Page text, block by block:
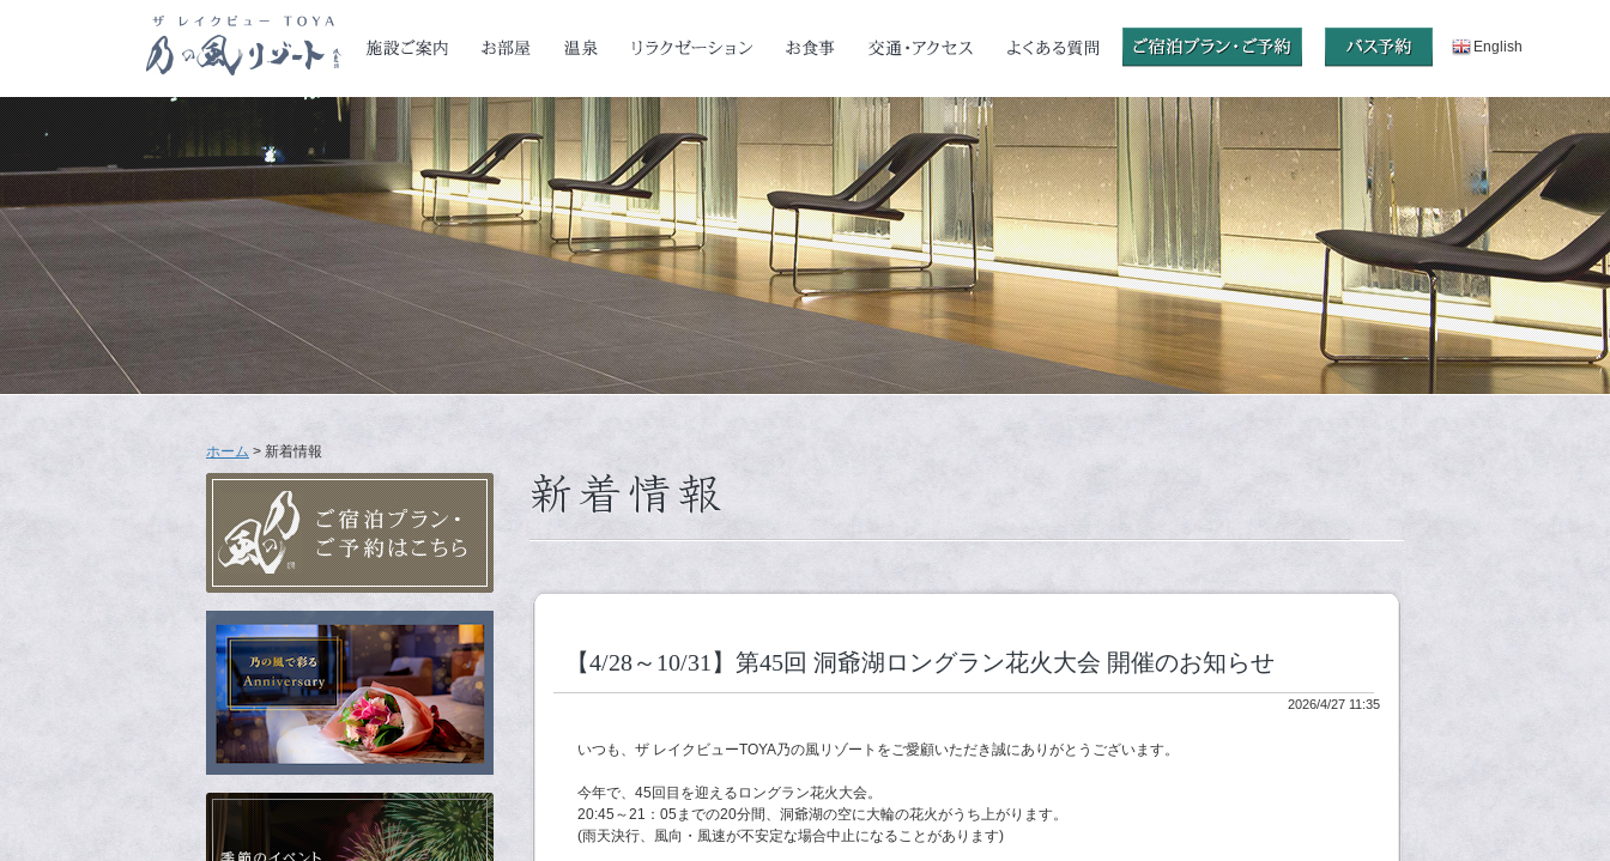
English
ホーム > 新着情報
【4/28～10/31】第45回 洞爺湖ロングラン花火大会 開催のお知らせ
2026/4/27 11:35
いつも、ザ レイクビューTOYA乃の風リゾートをご愛顧いただき誠にありがとうございます。
今年で、45回目を迎えるロングラン花火大会。
20:45～21：05までの20分間、洞爺湖の空に大輪の花火がうち上がります。
(雨天決行、風向・風速が不安定な場合中止になることがあります)